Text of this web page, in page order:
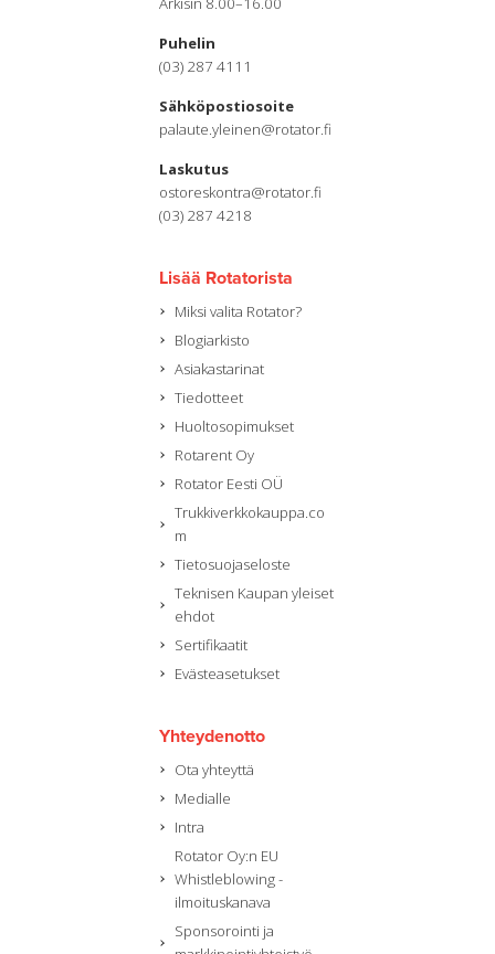
Puhelin
(03) 287 4111
Sähköpostiosoite
palaute.yleinen@rotator.fi
Laskutus
ostoreskontra@rotator.fi
(03) 287 4218
Lisää Rotatorista
Miksi valita Rotator?
Blogiarkisto
Asiakastarinat
Tiedotteet
Huoltosopimukset
Rotarent Oy
Rotator Eesti OÜ
Trukkiverkkokauppa.co
m
Tietosuojaseloste
Teknisen Kaupan yleiset
ehdot
Sertifikaatit
Evästeasetukset
Yhteydenotto
Ota yhteyttä
Medialle
Intra
Rotator Oy:n EU
Whistleblowing -
ilmoituskanava
Sponsorointi ja